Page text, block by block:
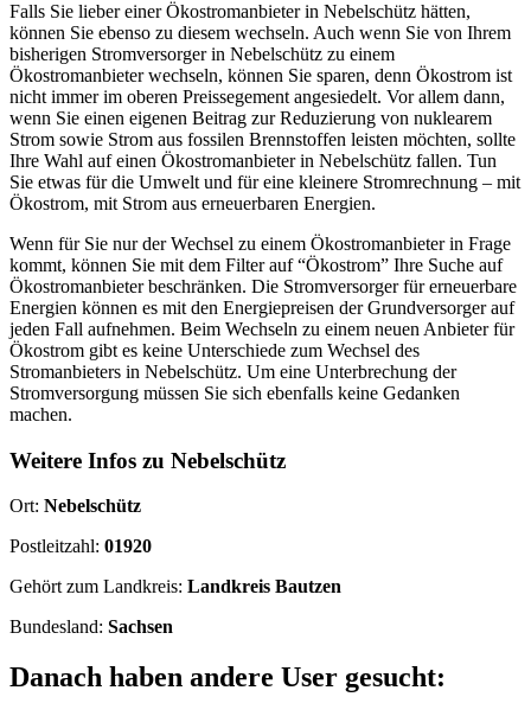
Falls Sie lieber einer Ökostromanbieter in Nebelschütz hätten,
können Sie ebenso zu diesem wechseln. Auch wenn Sie von Ihrem
bisherigen Stromversorger in Nebelschütz zu einem
Ökostromanbieter wechseln, können Sie sparen, denn Ökostrom ist
nicht immer im oberen Preissegement angesiedelt. Vor allem dann,
wenn Sie einen eigenen Beitrag zur Reduzierung von nuklearem
Strom sowie Strom aus fossilen Brennstoffen leisten möchten, sollte
Ihre Wahl auf einen Ökostromanbieter in Nebelschütz fallen. Tun
Sie etwas für die Umwelt und für eine kleinere Stromrechnung – mit
Ökostrom, mit Strom aus erneuerbaren Energien.
Wenn für Sie nur der Wechsel zu einem Ökostromanbieter in Frage
kommt, können Sie mit dem Filter auf “Ökostrom” Ihre Suche auf
Ökostromanbieter beschränken. Die Stromversorger für erneuerbare
Energien können es mit den Energiepreisen der Grundversorger auf
jeden Fall aufnehmen. Beim Wechseln zu einem neuen Anbieter für
Ökostrom gibt es keine Unterschiede zum Wechsel des
Stromanbieters in Nebelschütz. Um eine Unterbrechung der
Stromversorgung müssen Sie sich ebenfalls keine Gedanken
machen.
Weitere Infos zu Nebelschütz
Ort: Nebelschütz
Postleitzahl: 01920
Gehört zum Landkreis: Landkreis Bautzen
Bundesland: Sachsen
Danach haben andere User gesucht: